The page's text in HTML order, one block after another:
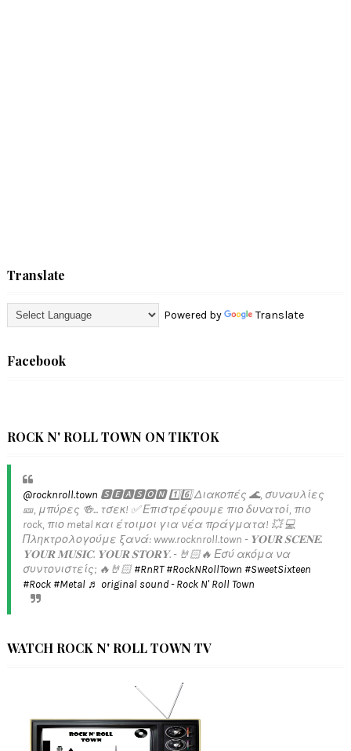
Translate
Powered by Translate
Facebook
ROCK N' ROLL TOWN ON TIKTOK
@rocknroll.town 🆂🅴🅰🆂🅾🅽 1️⃣6️⃣ Διακοπές 🌊, συναυλίες
🎫, μπύρες 🍻... τσεκ! ✅️ Επιστρέφουμε πιο δυνατοί, πιο
rock, πιο metal και έτοιμοι για νέα πράγματα! 💥 💻
Πληκτρολογούμε ξανά: www.rocknroll.town - 𝐘𝐎𝐔𝐑 𝐒𝐂𝐄𝐍𝐄.
𝐘𝐎𝐔𝐑 𝐌𝐔𝐒𝐈𝐂. 𝐘𝐎𝐔𝐑 𝐒𝐓𝐎𝐑𝐘. - 🤘🏻🔥 Εσύ ακόμα να
συντονιστείς; 🔥🤘🏻#RnRT #RockNRollTown #SweetSixteen
#Rock #Metal ♬ original sound - Rock N' Roll Town
WATCH ROCK N' ROLL TOWN TV